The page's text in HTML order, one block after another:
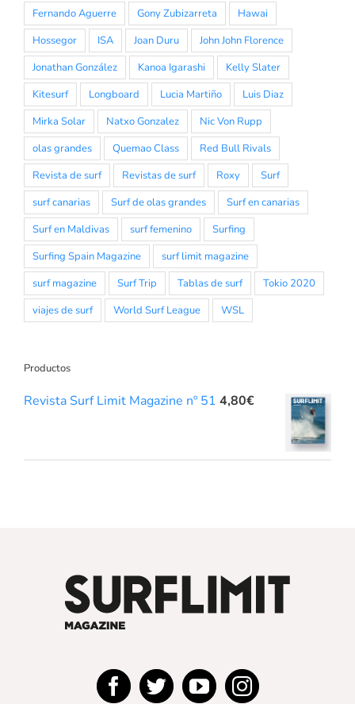
Fernando Aguerre
Gony Zubizarreta
Hawai
Hossegor
ISA Joan Duru
John John Florence
Jonathan González
Kanoa Igarashi
Kelly Slater
Kitesurf
Longboard Lucia Martiño
Luis Diaz
Mirka Solar
Natxo Gonzalez
Nic Von Rupp
olas grandes
Quemao Class
Red Bull Rivals
Revista de surf
Revistas de surf Roxy
Surf
surf canarias
Surf de olas grandes
Surf en canarias
Surf en Maldivas
surf femenino
Surfing
Surfing Spain Magazine
surf limit magazine
surf magazine
Surf Trip Tablas de surf
Tokio 2020
viajes de surf
World Surf League WSL
Productos
Revista Surf Limit Magazine nº 51 4,80€